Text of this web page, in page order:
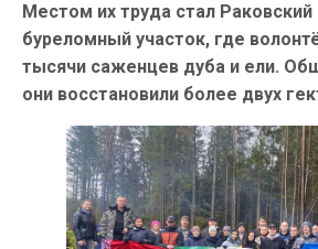
Местом их труда стал Раковский
буреломный участок, где
тысячи саженцев дуба и ели.
они восстановили более двух